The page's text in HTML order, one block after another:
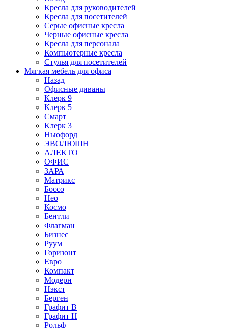
Кресла для руководителей
Кресла для посетителей
Серые офисные кресла
Черные офисные кресла
Кресла для персонала
Компьютерные кресла
Стулья для посетителей
Мягкая мебель для офиса
Назад
Офисные диваны
Клерк 9
Клерк 5
Смарт
Клерк 3
Ньюфорд
ЭВОЛЮШН
АЛЕКТО
ОФИС
ЗАРА
Матрикс
Боссо
Нео
Космо
Бентли
Флагман
Бизнес
Руум
Горизонт
Евро
Компакт
Модерн
Нэкст
Берген
Графит В
Графит Н
Рольф